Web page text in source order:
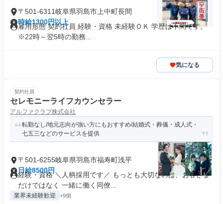
〒501-6311岐阜県羽島市上中町長間
時給1300円以上
雇用形態 契約社員 経験・資格 未経験ＯＫ 学歴は不問です。
※22時～翌5時の勤務...
気になる
契約社員
セレモニーライフカウンセラー
アルファクラブ株式会社
転勤なし/地元志向が強い方にもおすすめ/結婚式・葬儀・成人式・
七五三などのサービスを提供
〒501-6255岐阜県羽島市福寿町浅平
日給8500円
経験・資格 ＼人柄採用です／ もっとも大切なのは、お客さま
だけではなく 一緒に働く同僚...
業界未経験歓迎 +9個